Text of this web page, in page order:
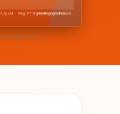
· kgp.co.id